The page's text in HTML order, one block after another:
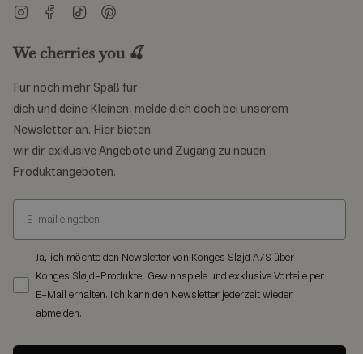
InstagramFacebook
TikTok
We cherries you 🍒
Für noch mehr Spaß für
dich und deine Kleinen, melde dich doch bei unserem
Newsletter an. Hier bieten
wir dir exklusive Angebote und Zugang zu neuen
Produktangeboten.
Ja, ich möchte den Newsletter von Konges Sløjd A/S über
Konges Sløjd-Produkte, Gewinnspiele und exklusive Vorteile per
E-Mail erhalten. Ich kann den Newsletter jederzeit wieder
abmelden.